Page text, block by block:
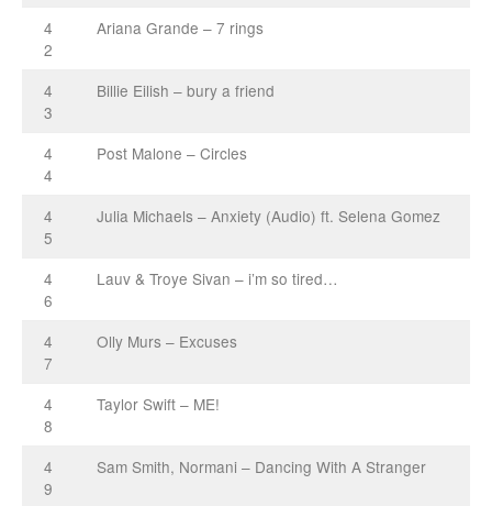
4
2
Ariana Grande – 7 rings
4
3
Billie Eilish – bury a friend
4
4
Post Malone – Circles
4
5
Julia Michaels – Anxiety (Audio) ft. Selena Gomez
4
6
Lauv & Troye Sivan – i’m so tired…
4
7
Olly Murs – Excuses
4
8
Taylor Swift – ME!
4
9
Sam Smith, Normani – Dancing With A Stranger